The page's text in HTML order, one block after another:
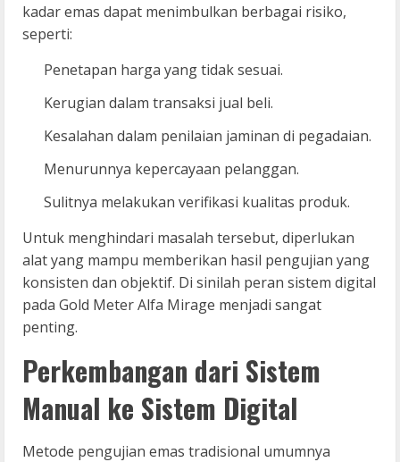
kadar emas dapat menimbulkan berbagai risiko,
seperti:
Penetapan harga yang tidak sesuai.
Kerugian dalam transaksi jual beli.
Kesalahan dalam penilaian jaminan di pegadaian.
Menurunnya kepercayaan pelanggan.
Sulitnya melakukan verifikasi kualitas produk.
Untuk menghindari masalah tersebut, diperlukan
alat yang mampu memberikan hasil pengujian yang
konsisten dan objektif. Di sinilah peran sistem digital
pada Gold Meter Alfa Mirage menjadi sangat
penting.
Perkembangan dari Sistem
Manual ke Sistem Digital
Metode pengujian emas tradisional umumnya